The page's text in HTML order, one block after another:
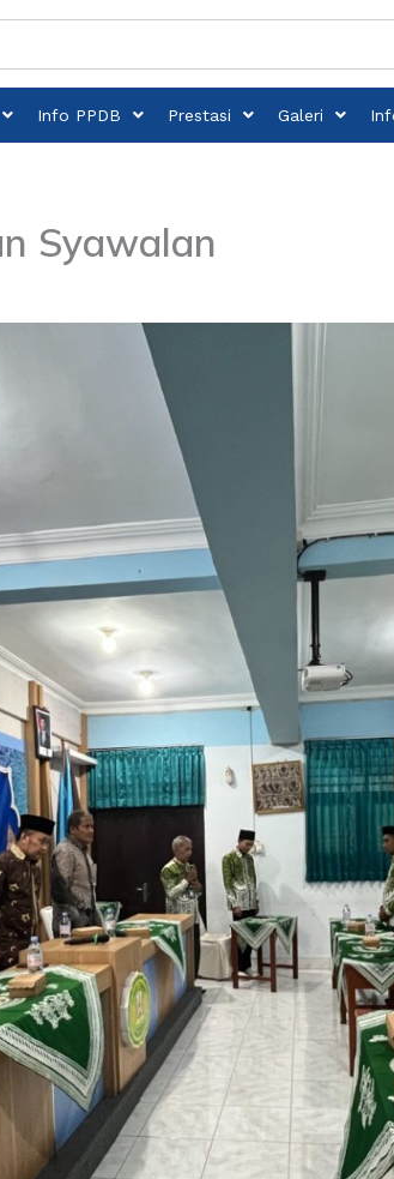
Info PPDB Prestasi Galeri
Syawalan